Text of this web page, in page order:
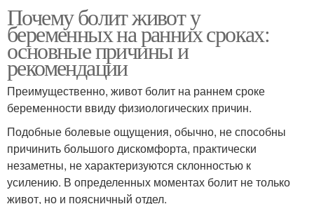
Почему болит живот у
беременных на ранних сроках:
основные причины и
рекомендации
Преимущественно, живот болит на раннем сроке
беременности ввиду физиологических причин.
Подобные болевые ощущения, обычно, не способны
причинить большого дискомфорта, практически
незаметны, не характеризуются склонностью к
усилению. В определенных моментах болит не только
живот, но и поясничный отдел.